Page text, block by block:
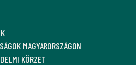
MAGYARORSZÁGON
KÖRZET